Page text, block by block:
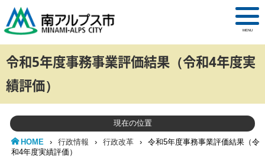
MENU
令和5年度事務事業評価結果（令和4年度実
績評価）
現在の位置
HOME › 行政情報 › 行政改革 ›
令和5年度事務事業評価結果（令
和4年度実績評価）